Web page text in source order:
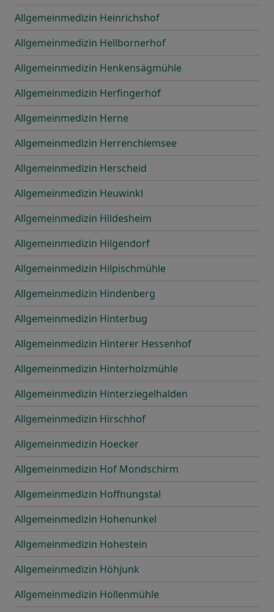
Allgemeinmedizin Heinrichshof
Allgemeinmedizin Hellbornerhof
Allgemeinmedizin Henkensägmühle
Allgemeinmedizin Herfingerhof
Allgemeinmedizin Herne
Allgemeinmedizin Herrenchiemsee
Allgemeinmedizin Herscheid
Allgemeinmedizin Heuwinkl
Allgemeinmedizin Hildesheim
Allgemeinmedizin Hilgendorf
Allgemeinmedizin Hilpischmühle
Allgemeinmedizin Hindenberg
Allgemeinmedizin Hinterbug
Allgemeinmedizin Hinterer Hessenhof
Allgemeinmedizin Hinterholzmühle
Allgemeinmedizin Hinterziegelhalden
Allgemeinmedizin Hirschhof
Allgemeinmedizin Hoecker
Allgemeinmedizin Hof Mondschirm
Allgemeinmedizin Hoffnungstal
Allgemeinmedizin Hohenunkel
Allgemeinmedizin Hohestein
Allgemeinmedizin Höhjunk
Allgemeinmedizin Höllenmühle